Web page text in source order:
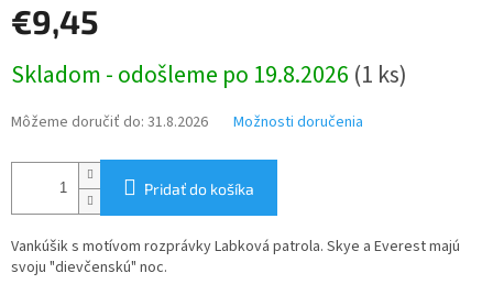
€9,45
cena:
Skladom - odošleme po 19.8.2026 (1 ks)
Môžeme doručiť do: 31.8.2026 Možnosti doručenia
Pridať do košíka
Vankúšik s motívom rozprávky Labková patrola. Skye a Everest majú
svoju "dievčenskú" noc.